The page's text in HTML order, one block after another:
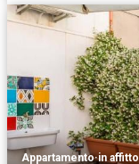
Appartamento·in affitto